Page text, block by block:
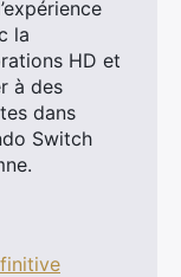
la
HD et
à des
dans
Switch